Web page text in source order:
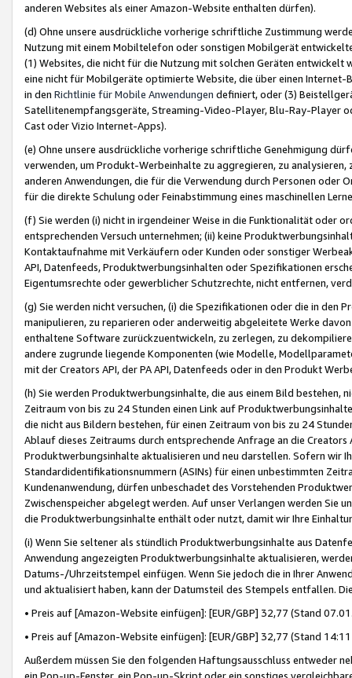
anderen Websites als einer Amazon-Website enthalten dürfen).
(d) Ohne unsere ausdrückliche vorherige schriftliche Zustimmung
Nutzung mit einem Mobiltelefon oder sonstigen Mobilgerät
(1) Websites, die nicht für die Nutzung mit solchen Geräten
eine nicht für Mobilgeräte optimierte Website, die über einen
in den Richtlinie für Mobile Anwendungen definiert, oder (3)
Satellitenempfangsgeräte, Streaming-Video-Player, Blu-Ray-Player
Cast oder Vizio Internet-Apps).
(e) Ohne unsere ausdrückliche vorherige schriftliche Genehmigung
verwenden, um Produkt-Werbeinhalte zu aggregieren, zu
anderen Anwendungen, die für die Verwendung durch Personen
für die direkte Schulung oder Feinabstimmung eines maschinellen
(f) Sie werden (i) nicht in irgendeiner Weise in die Funktionalität oder
entsprechenden Versuch unternehmen; (ii) keine
Kontaktaufnahme mit Verkäufern oder Kunden oder sonstiger
API, Datenfeeds, Produktwerbungsinhalten oder Spezifikationen
Eigentumsrechte oder gewerblicher Schutzrechte, nicht entfernen,
(g) Sie werden nicht versuchen, (i) die Spezifikationen oder die in
manipulieren, zu reparieren oder anderweitig abgeleitete Werke
enthaltene Software zurückzuentwickeln, zu zerlegen, zu
andere zugrunde liegende Komponenten (wie Modelle,
mit der Creators API, der PA API, Datenfeeds oder in den Produkt
(h) Sie werden Produktwerbungsinhalte, die aus einem Bild bestehen,
Zeitraum von bis zu 24 Stunden einen Link auf
die nicht aus Bildern bestehen, für einen Zeitraum von bis zu 24
Ablauf dieses Zeitraums durch entsprechende Anfrage an die
Produktwerbungsinhalte aktualisieren und neu darstellen. Sofern wir
Standardidentifikationsnummern (ASINs) für einen unbestimmten
Kundenanwendung, dürfen unbeschadet des Vorstehenden
Zwischenspeicher abgelegt werden. Auf unser Verlangen werden Sie
die Produktwerbungsinhalte enthält oder nutzt, damit wir Ihre
(i) Wenn Sie seltener als stündlich Produktwerbungsinhalte aus
Anwendung angezeigten Produktwerbungsinhalte aktualisieren,
Datums-/Uhrzeitstempel einfügen. Wenn Sie jedoch die in Ihrer
und aktualisiert haben, kann der Datumsteil des Stempels entfallen.
• Preis auf [Amazon-Website einfügen]: [EUR/GBP] 32,77 (Stand
• Preis auf [Amazon-Website einfügen]: [EUR/GBP] 32,77 (Stand
Außerdem müssen Sie den folgenden Haftungsausschluss entweder
ein Pop-up-Fenster, ein Pop-up-Skript oder ein sonstiges